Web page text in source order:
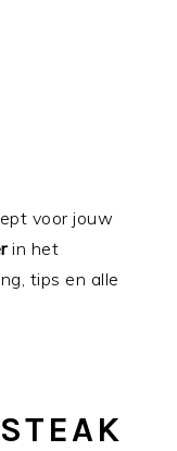
voor jouw
in het
tips en alle